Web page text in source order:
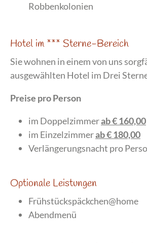
Robbenkolonien
Hotel im *** Sterne-Bereich
Sie wohnen in einem von uns
ausgewählten Hotel im Drei
Preise pro Person
im Doppelzimmerab € 160,00
im Einzelzimmerab € 180,00
Verlängerungsnacht pro
Optionale Leistungen
Frühstückspäckchen@home
Abendmenü